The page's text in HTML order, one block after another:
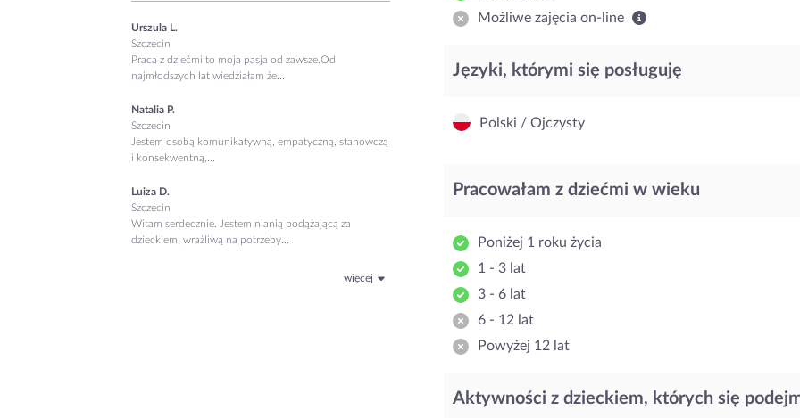
Urszula L.
Szczecin
Praca z dziećmi to moja pasja od zawsze.Od
najmłodszych lat wiedziałam że...
Natalia P.
Szczecin
Jestem osobą komunikatywną, empatyczną, stanowczą
i konsekwentną,...
Luiza D.
Szczecin
Witam serdecznie. Jestem nianią podążającą za
dzieckiem, wrażliwą na potrzeby...
więcej
Możliwe zajęcia on-line
Języki, którymi się posługuję
Polski / Ojczysty
Pracowałam z dziećmi w wieku
Poniżej 1 roku życia
1 - 3 lat
3 - 6 lat
6 - 12 lat
Powyżej 12 lat
Aktywności z dzieckiem, których się